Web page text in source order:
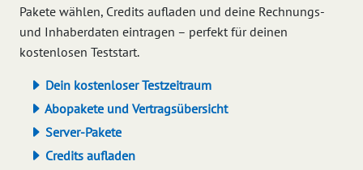
Pakete wählen, Credits aufladen und deine Rechnungs-
und Inhaberdaten eintragen – perfekt für deinen
kostenlosen Teststart.
Dein kostenloser Testzeitraum
Abopakete und Vertragsübersicht
Server-Pakete
Credits aufladen